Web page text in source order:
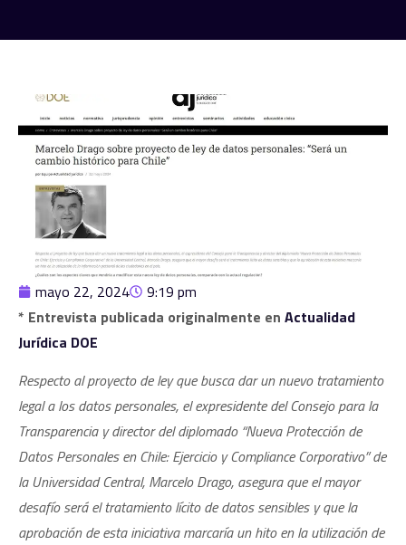
mayo 22, 2024
9:19 pm
* Entrevista publicada originalmente en Actualidad
Jurídica DOE
Respecto al proyecto de ley que busca dar un nuevo tratamiento
legal a los datos personales, el expresidente del Consejo para la
Transparencia y director del diplomado “Nueva Protección de
Datos Personales en Chile: Ejercicio y Compliance Corporativo” de
la Universidad Central, Marcelo Drago, asegura que el mayor
desafío será el tratamiento lícito de datos sensibles y que la
aprobación de esta iniciativa marcaría un hito en la utilización de